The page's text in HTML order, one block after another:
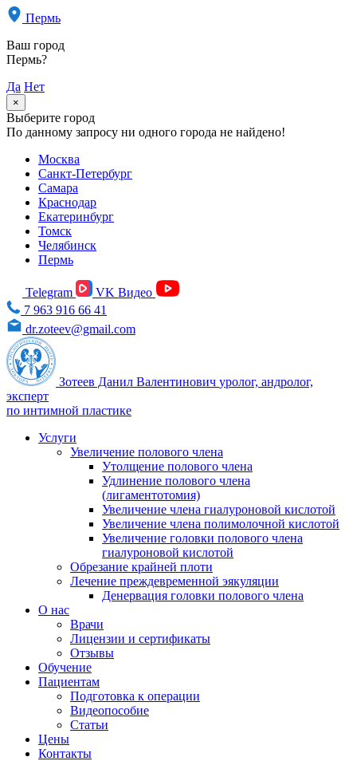
Пермь
Ваш город
Пермь?
Да Нет
×
Выберите город
По данному запросу ни одного города не найдено!
Москва
Санкт-Петербург
Самара
Краснодар
Екатеринбург
Томск
Челябинск
Пермь
Telegram
VK Видео
7 963 916 66 41
dr.zoteev@gmail.com
Зотеев Данил Валентинович уролог, андролог,
эксперт
по интимной пластике
Услуги
Увеличение полового члена
Утолщение полового члена
Удлинение полового члена
(лигаментотомия)
Увеличение члена гиалуроновой кислотой
Увеличение члена полимолочной кислотой
Увеличение головки полового члена
гиалуроновой кислотой
Обрезание крайней плоти
Лечение преждевременной эякуляции
Денервация головки полового члена
О нас
Врачи
Лицензии и сертификаты
Отзывы
Обучение
Пациентам
Подготовка к операции
Видеопособие
Статьи
Цены
Контакты